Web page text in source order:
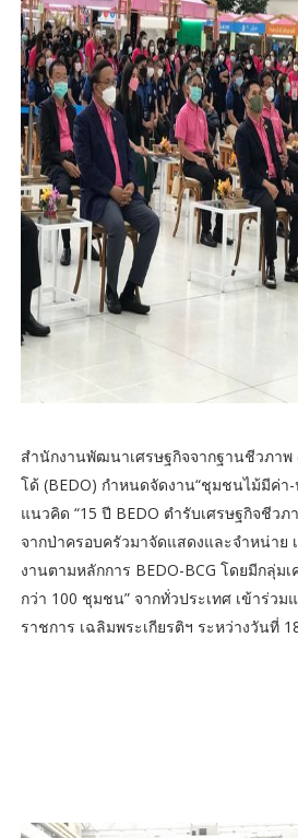
สำนักงานพัฒนาเศรษฐกิจจากฐานชีวภาพ
โด้ (BEDO) กำหนดจัดงาน“ชุมชนไม้มีค่า
แนวคิด “15 ปี BEDO ตำรับเศรษฐกิจชีว
จากป่าครอบครัวมาจัดแสดงและจำหน่าย
งานตามหลักการ BEDO-BCG โดยมีกลุ่ม
กว่า 100 ชุมชน” จากทั่วประเทศ เข้าร่ว
ราชการ เฉลิมพระเกียรติฯ ระหว่างวันที่